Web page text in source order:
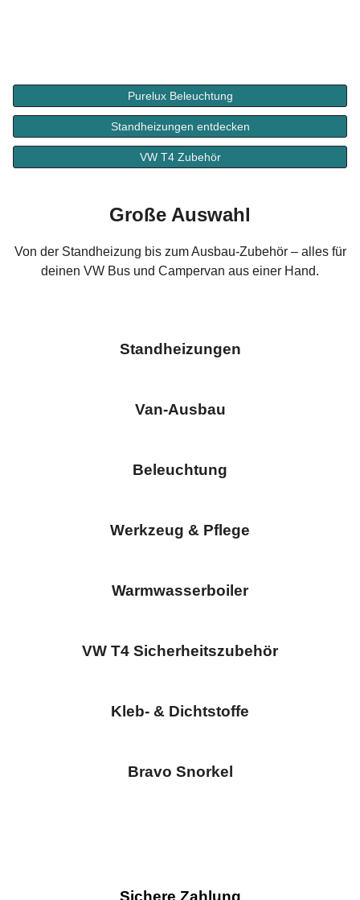
Purelux Beleuchtung
Standheizungen entdecken
VW T4 Zubehör
Große Auswahl
Von der Standheizung bis zum Ausbau-Zubehör – alles für
deinen VW Bus und Campervan aus einer Hand.
Standheizungen
Van-Ausbau
Beleuchtung
Werkzeug & Pflege
Warmwasserboiler
VW T4 Sicherheitszubehör
Kleb- & Dichtstoffe
Bravo Snorkel
Sichere Zahlung